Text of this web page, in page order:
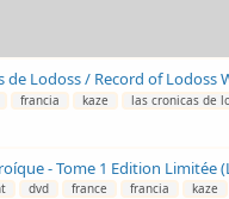
Lodoss / Record of Lodoss
francia kaze las cronicas de
- Tome 1 Edition Limitée
dvd france francia kaze